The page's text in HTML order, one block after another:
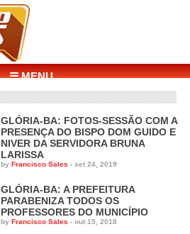
☰ MENU
GLÓRIA-BA: FOTOS-SESSÃO COM A
PRESENÇA DO BISPO DOM GUIDO E
NIVER DA SERVIDORA BRUNA
LARISSA
by Francisco Sales - set 24, 2019
GLÓRIA-BA: A PREFEITURA
PARABENIZA TODOS OS
PROFESSORES DO MUNICÍPIO
by Francisco Sales - out 15, 2018